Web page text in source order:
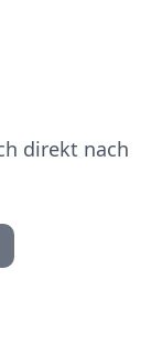
direkt nach